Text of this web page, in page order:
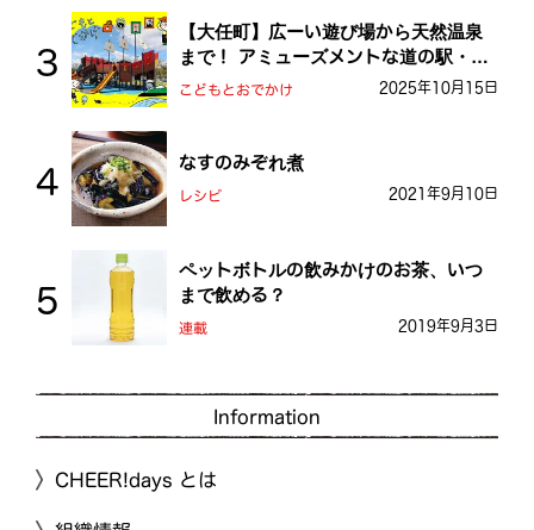
【大任町】広ーい遊び場から天然温泉
まで！ アミューズメントな道の駅・お
おとう桜街道
こどもとおでかけ 2025年10月15日
なすのみぞれ煮
レシピ 2021年9月10日
ペットボトルの飲みかけのお茶、いつ
まで飲める？
連載 2019年9月3日
Information
CHEER!days とは